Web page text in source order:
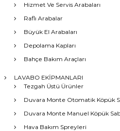
Hizmet Ve Servis Arabaları
Raflı Arabalar
Büyük El Arabaları
Depolama Kapları
Bahçe Bakım Araçları
LAVABO EKİPMANLARI
Tezgah Üstü Ürünler
Duvara Monte Otomatik Köpük
Duvara Monte Manuel Köpük
Hava Bakım Spreyleri